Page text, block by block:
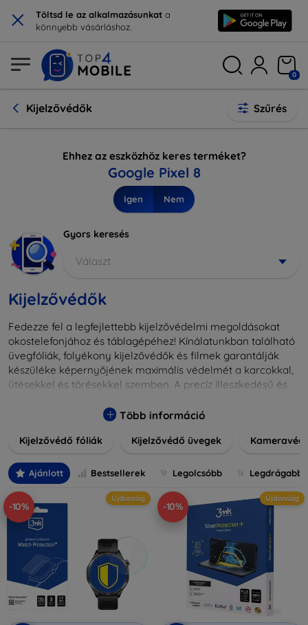
× Töltsd le az alkalmazásunkat a
könnyebb vásárláshoz.
0
Kijelzővédők Szűrés
Ehhez az eszközhöz keres terméket?
Google Pixel 8
Igen Nem
Gyors keresés
Választ
Kijelzővédők
Fedezze fel a legfejlettebb kijelzővédelmi megoldásokat
okostelefonjához és táblagépéhez! Kínálatunkban található
üvegfóliák, folyékony kijelzővédők és filmek garantálják
készüléke képernyőjének maximális védelmét a karcokkal,
ütésekkel és törésekkel szemben. A precíz illeszkedésű és
hanem kristálytiszta képet is biztosítanak, megőrzi a
és stílusú kijelzővédőink közül, hogy a mindennapok során is
fedésről vagy íves kijelzővédelemről, a minőséget szem
előtt tartva kínálunk megoldásokat minden eszközre.
Több információ
Kijelzővédő fóliák Kijelzővédő üvegek
Ajánlott Bestsellerek Legolcsóbb Legdrágabb
-10%
Újdonság
-10%
Újdonság